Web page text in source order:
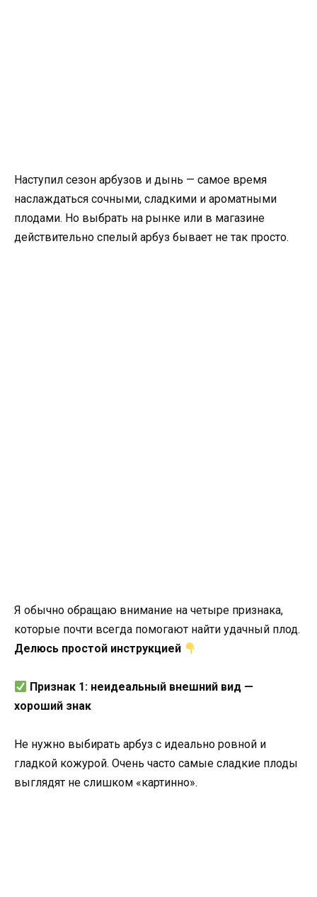
Наступил сезон арбузов и дынь — самое время
наслаждаться сочными, сладкими и ароматными
плодами. Но выбрать на рынке или в магазине
действительно спелый арбуз бывает не так просто.
Я обычно обращаю внимание на четыре признака,
которые почти всегда помогают найти удачный плод.
Делюсь простой инструкцией
Признак 1: неидеальный внешний вид —
хороший знак
Не нужно выбирать арбуз с идеально ровной и
гладкой кожурой. Очень часто самые сладкие плоды
выглядят не слишком «картинно».